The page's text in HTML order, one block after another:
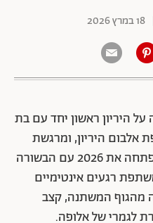
18 במרץ 2026
היריון ראשון יחד עם בת
אלבום היריון, ומרגשת
אותנו. הג’ודוקא האולימפית, שפתחה את 2026 עם הבשורה
רגעים אינטימיים
מהגוף המשתנה, קצב
לגמרי של אלופה.